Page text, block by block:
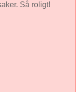
Så roligt!